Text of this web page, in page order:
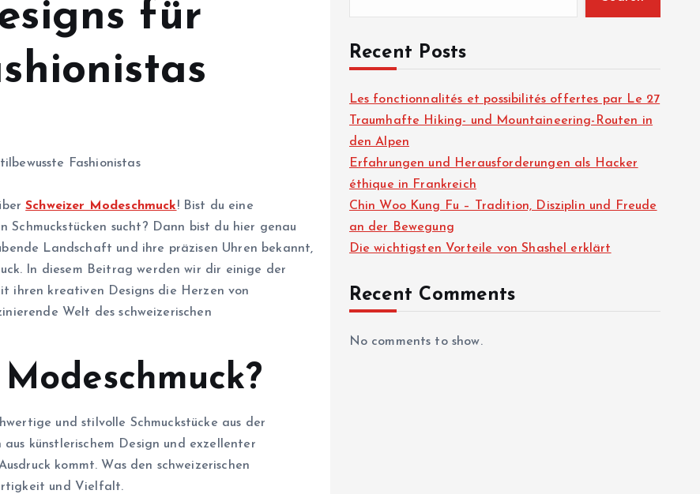
für
Fashionistas
Schweizer Modeschmuck! Bist du eine
sucht? Dann bist du hier genau
Landschaft und ihre präzisen Uhren bekannt,
In diesem Beitrag werden wir dir einige der
ihren kreativen Designs die Herzen von
Welt des schweizerischen
und stilvolle Schmuckstücke aus der
künstlerischem Design und exzellenter
kommt. Was den schweizerischen
und Vielfalt.
Recent Posts
Les fonctionnalités et possibilités offertes par Le 27
Traumhafte Hiking- und Mountaineering-Routen in
den Alpen
Erfahrungen und Herausforderungen als Hacker
éthique in Frankreich
Chin Woo Kung Fu – Tradition, Disziplin und Freude
an der Bewegung
Die wichtigsten Vorteile von Shashel erklärt
Recent Comments
No comments to show.